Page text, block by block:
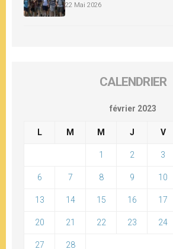
22 Mai 2026
CALENDRIER
février 2023
L M M J V
1 2 3
6 7 8 9 10
13 14 15 16 17
20 21 22 23 24
27 28